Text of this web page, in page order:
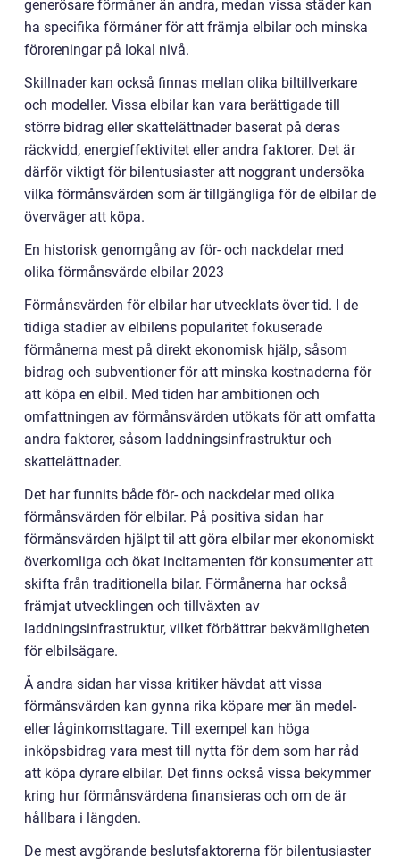
generösare förmåner än andra, medan vissa städer kan
ha specifika förmåner för att främja elbilar och minska
föroreningar på lokal nivå.
Skillnader kan också finnas mellan olika biltillverkare
och modeller. Vissa elbilar kan vara berättigade till
större bidrag eller skattelättnader baserat på deras
räckvidd, energieffektivitet eller andra faktorer. Det är
därför viktigt för bilentusiaster att noggrant undersöka
vilka förmånsvärden som är tillgängliga för de elbilar de
överväger att köpa.
En historisk genomgång av för- och nackdelar med
olika förmånsvärde elbilar 2023
Förmånsvärden för elbilar har utvecklats över tid. I de
tidiga stadier av elbilens popularitet fokuserade
förmånerna mest på direkt ekonomisk hjälp, såsom
bidrag och subventioner för att minska kostnaderna för
att köpa en elbil. Med tiden har ambitionen och
omfattningen av förmånsvärden utökats för att omfatta
andra faktorer, såsom laddningsinfrastruktur och
skattelättnader.
Det har funnits både för- och nackdelar med olika
förmånsvärden för elbilar. På positiva sidan har
förmånsvärden hjälpt til att göra elbilar mer ekonomiskt
överkomliga och ökat incitamenten för konsumenter att
skifta från traditionella bilar. Förmånerna har också
främjat utvecklingen och tillväxten av
laddningsinfrastruktur, vilket förbättrar bekvämligheten
för elbilsägare.
Å andra sidan har vissa kritiker hävdat att vissa
förmånsvärden kan gynna rika köpare mer än medel-
eller låginkomsttagare. Till exempel kan höga
inköpsbidrag vara mest till nytta för dem som har råd
att köpa dyrare elbilar. Det finns också vissa bekymmer
kring hur förmånsvärdena finansieras och om de är
hållbara i längden.
De mest avgörande beslutsfaktorerna för bilentusiaster